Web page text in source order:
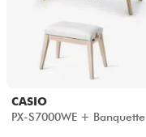
Câbles & Access.
CASIO
PX-S7000WE + Banquette